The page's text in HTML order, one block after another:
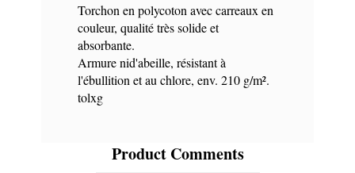
Torchon en polycoton avec carreaux en
couleur, qualité très solide et
absorbante.
Armure nid'abeille, résistant à
l'ébullition et au chlore, env. 210 g/m².
tolxg
Product Comments